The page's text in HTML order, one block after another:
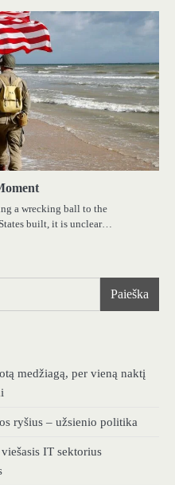
a wrecking ball to the
built, it is unclear…
Paieška
medžiagą, per vieną naktį
ryšius – užsienio politika
IT sektorius